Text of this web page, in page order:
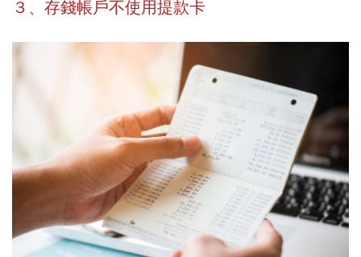
３、存錢帳戶不使用提款卡